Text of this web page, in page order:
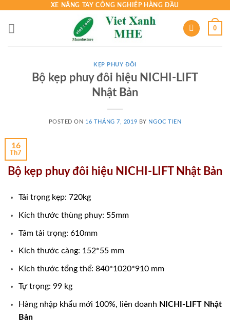
content
XE NÂNG TAY CÔNG NGHIỆP HÀNG ĐẦU
0
KẸP PHUY ĐÔI
Bộ kẹp phuy đôi hiệu NICHI-LIFT
Nhật Bản
POSTED ON 16 THÁNG 7, 2019 BY NGOC TIEN
16
Th7
Bộ kẹp phuy đôi hiệu NICHI-LIFT Nhật Bản
Tải trọng kẹp: 720kg
Kích thước thùng phuy: 55mm
Tâm tải trọng: 610mm
Kích thước càng: 152*55 mm
Kích thước tổng thể: 840*1020*910 mm
Tự trọng: 99 kg
Hàng nhập khẩu mới 100%, liên doanh NICHI-LIFT Nhật
Bản